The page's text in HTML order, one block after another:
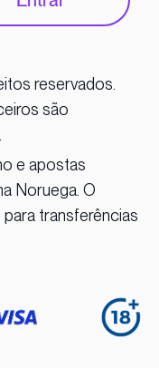
reservados.
são
e apostas
Noruega. O
transferências